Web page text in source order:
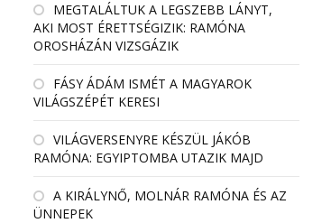
MEGTALÁLTUK A LEGSZEBB LÁNYT,
AKI MOST ÉRETTSÉGIZIK: RAMÓNA
OROSHÁZÁN VIZSGÁZIK
FÁSY ÁDÁM ISMÉT A MAGYAROK
VILÁGSZÉPÉT KERESI
VILÁGVERSENYRE KÉSZÜL JÁKÓB
RAMÓNA: EGYIPTOMBA UTAZIK MAJD
A KIRÁLYNŐ, MOLNÁR RAMÓNA ÉS AZ
ÜNNEPEK